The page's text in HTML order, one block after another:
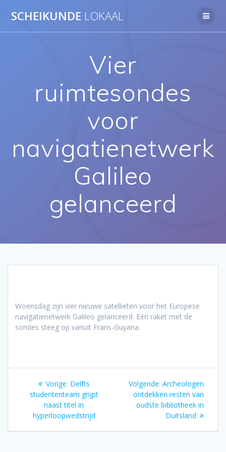
naar
SCHEIKUNDE LOKAAL
Vier
ruimtesondes
voor
navigatienetwerk
Galileo
gelanceerd
Woensdag zijn vier nieuwe satellieten voor het Europese
navigatienetwerk Galileo gelanceerd. Eén raket met de
sondes steeg op vanuit Frans-Guyana.
Bericht
navigatie
Vorige: Vorig
bericht:
Delfts
studententeam grijpt
naast titel in
hyperloopwedstrijd
Volgende: Volgend
bericht:
Archeologen
ontdekken resten van
oudste bibliotheek in
Duitsland